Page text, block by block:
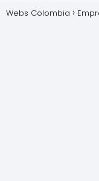
Webs Colombia